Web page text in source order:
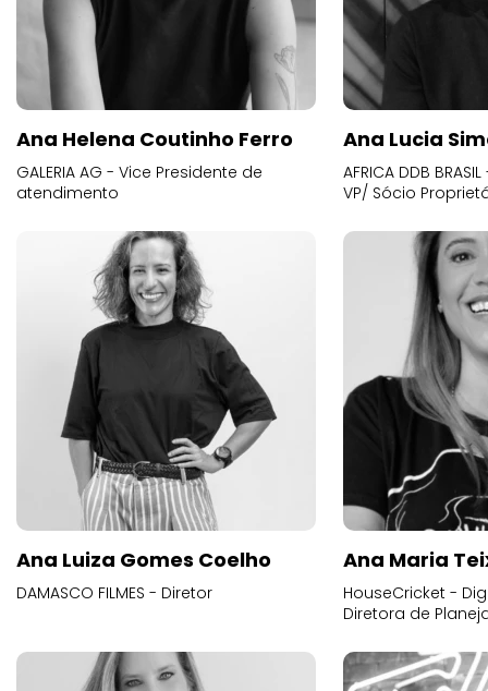
Ana Helena Coutinho Ferro
GALERIA AG - Vice Presidente de
atendimento
Ana Lucia
AFRICA DDB
VP/ Sócio
Ana Luiza Gomes Coelho
DAMASCO FILMES - Diretor
Ana Maria
HouseCricket -
Diretora de